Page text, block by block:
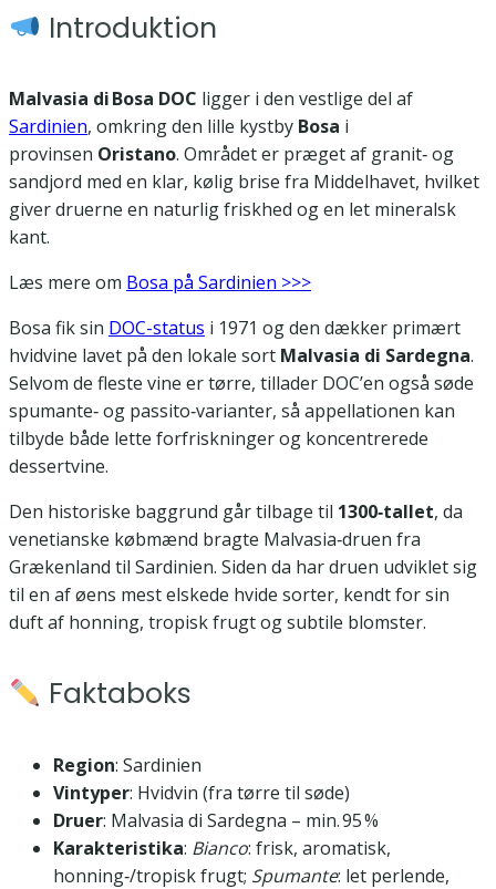
Introduktion
Malvasia di Bosa DOC ligger i den vestlige del af
Sardinien, omkring den lille kystby Bosa i
provinsen Oristano. Området er præget af granit‑ og
sandjord med en klar, kølig brise fra Middelhavet, hvilket
giver druerne en naturlig friskhed og en let mineralsk
kant.
Læs mere om Bosa på Sardinien >>>
Bosa fik sin DOC-status i 1971 og den dækker primært
hvidvine lavet på den lokale sort Malvasia di Sardegna.
Selvom de fleste vine er tørre, tillader DOC’en også søde
spumante‑ og passito‑varianter, så appellationen kan
tilbyde både lette forfriskninger og koncentrerede
dessertvine.
Den historiske baggrund går tilbage til 1300‑tallet, da
venetianske købmænd bragte Malvasia‑druen fra
Grækenland til Sardinien. Siden da har druen udviklet sig
til en af øens mest elskede hvide sorter, kendt for sin
duft af honning, tropisk frugt og subtile blomster.
Faktaboks
Region: Sardinien
Vintyper: Hvidvin (fra tørre til søde)
Druer: Malvasia di Sardegna – min. 95 %
Karakteristika: Bianco: frisk, aromatisk,
honning‑/tropisk frugt; Spumante: let perlende,